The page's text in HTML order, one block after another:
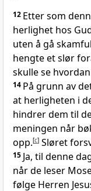
12 Etter som
herlighet hos
uten å gå
hengte et slør
skulle se
14 På grunn av
at herligheten i
hindrer dem til
meningen når
opp.[c] Sløret
15 Ja, til denne
når de leser
følge Herren